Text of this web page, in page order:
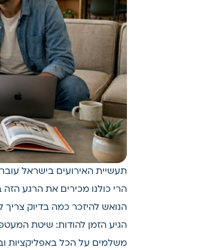
תעשיית האירועים בישראל
הרי כולנו מכירים את הרגע
הנואש להיזכר כמה בדיוק צריך
הגיע הזמן להודות: שיטת
משלמים על הכל באפליקציות